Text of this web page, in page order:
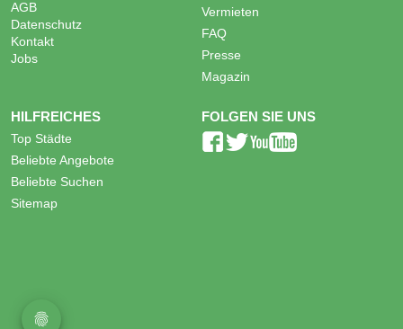
AGB
Datenschutz
Kontakt
Jobs
Vermieten
FAQ
Presse
Magazin
HILFREICHES
Top Städte
Beliebte Angebote
Beliebte Suchen
Sitemap
FOLGEN SIE UNS